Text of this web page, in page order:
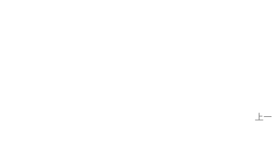
上